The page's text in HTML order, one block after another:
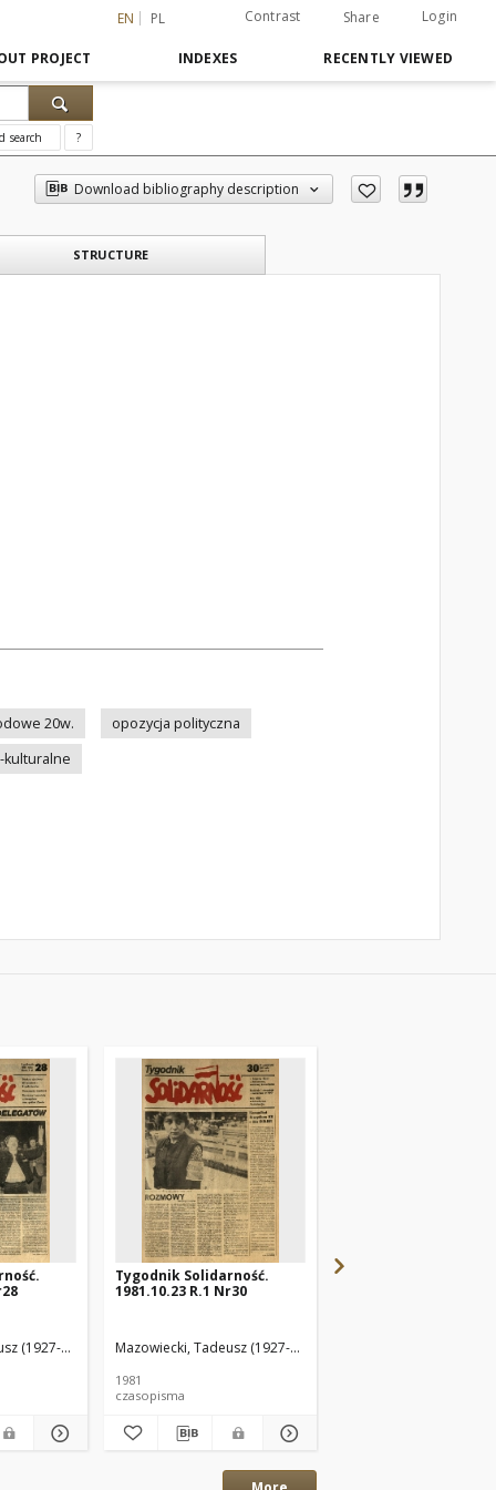
EN PL Contrast Share Login
PROJECT INDEXES RECENTLY VIEWED
search ?
Download bibliography description
STRUCTURE
20w.
opozycja polityczna
kulturalne
(1927-2013) Red.
Tygodnik Solidarność.
1981.10.23 R.1 Nr30
Mazowiecki, Tadeusz (1927-2013) Red.
1981
czasopisma